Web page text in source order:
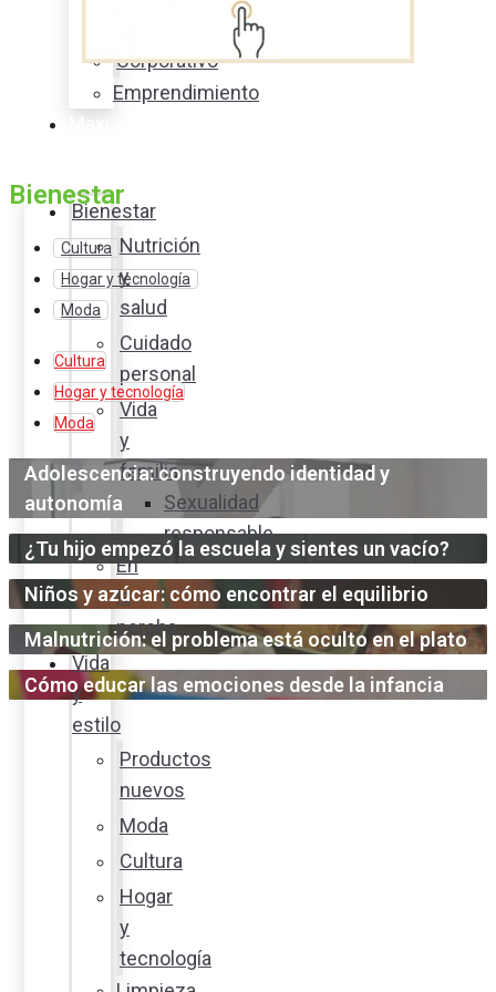
Corporativo
Emprendimiento
Bienestar
Nutrición
y
salud
Cuidado
personal
Vida
y
familia
Sexualidad
responsable
En
la
percha
Vida
y
estilo
Productos
nuevos
Moda
Cultura
Hogar
y
tecnología
Bienestar
Cultura
Hogar y tecnología
Moda
Cultura
Hogar y tecnología
Moda
Adolescencia: construyendo identidad y
autonomía
¿Tu hijo empezó la escuela y sientes un vacío?
Niños y azúcar: cómo encontrar el equilibrio
Malnutrición: el problema está oculto en el plato
Cómo educar las emociones desde la infancia